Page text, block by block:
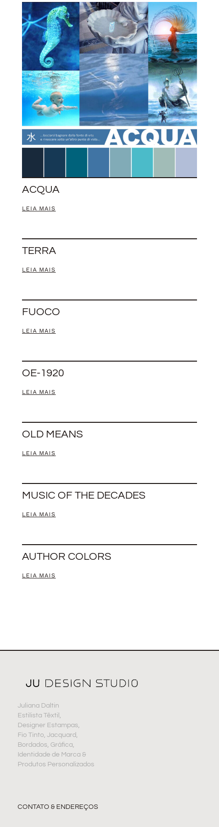
ACQUA
LEIA MAIS
TERRA
LEIA MAIS
FUOCO
LEIA MAIS
OE-1920
LEIA MAIS
OLD MEANS
LEIA MAIS
MUSIC OF THE DECADES
LEIA MAIS
AUTHOR COLORS
LEIA MAIS
Juliana Daltin
Estilista Têxtil,
Designer Estampas,
Fio Tinto, Jacquard,
Bordados, Gráfica,
Identidade de Marca &
Produtos Personalizados
CONTATO & ENDEREÇOS